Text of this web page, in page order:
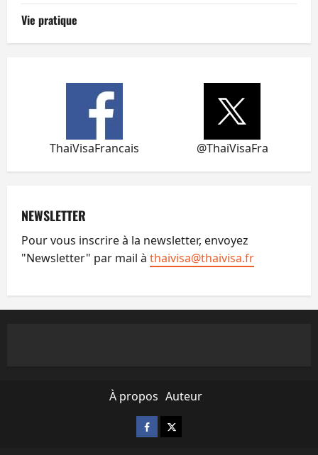
Vie pratique
ThaiVisaFrancais @ThaiVisaFra
NEWSLETTER
Pour vous inscrire à la newsletter, envoyez
"Newsletter" par mail à thaivisa@thaivisa.fr
À propos Auteur
Facebook
X